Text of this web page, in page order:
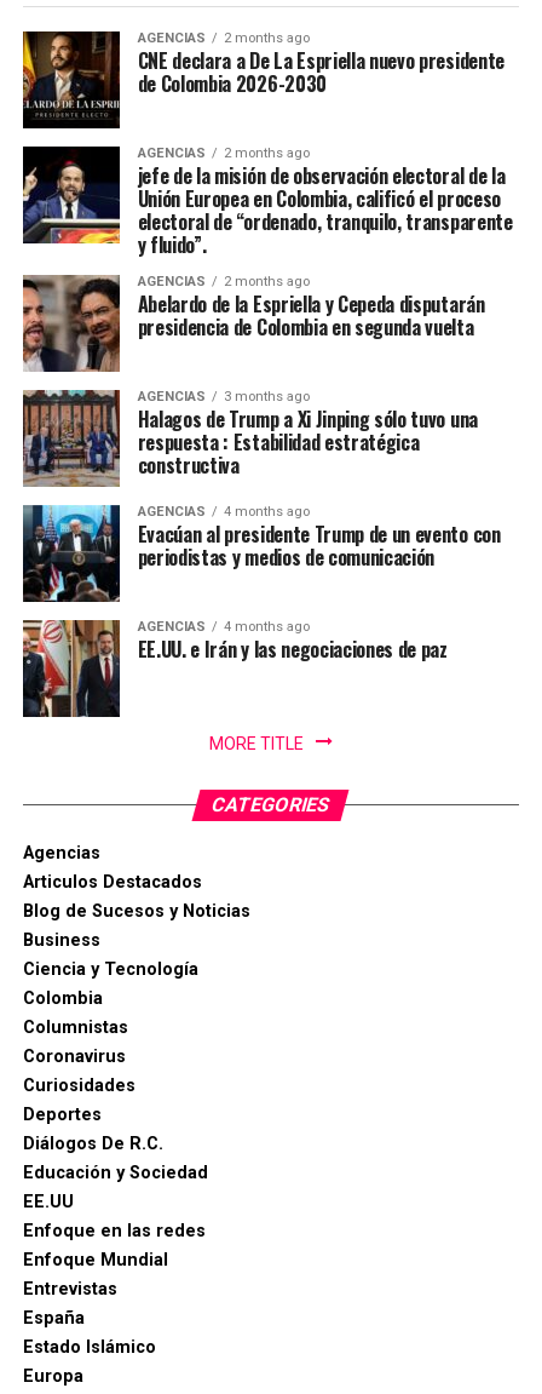
Casanare fue elejida en la noche de coronación y
clausura del 52 Festival Del Folclor Colombiano.
Jania Raquel Osorio Mejia, representante del
departamento de Cordoba, fue coronada como la nueva
embajadora Nacional del Folclor Colombiano
Con un balance muy positivo para la economía regional,
la alta afluencia de turistas, la gran ocupación hotelera y
Enfoque Periodistico y “Florida News” , da sus
agradecimientos a la Gobernación Del tolima, La
Alcaldía de Ibagué, a Cristian Torres jefe de prensa y
comunicaciónes de la alcaldia, Mauricio Hernandez Cala
secretario de cultura de Ibague y a todo ese gran grupo
de trabajo en las diferentes áreas que con su
profesionalismo, dedicación y arduo trabajo mantienen
en alto el orgullo Ibaguereño.
AGENCIAS 2 months ago
CNE declara a De La Espriella nuevo presidente
de Colombia 2026-2030
AGENCIAS 2 months ago
jefe de la misión de observación electoral de la
Unión Europea en Colombia, calificó el proceso
electoral de “ordenado, tranquilo, transparente
y fluido”.
AGENCIAS 2 months ago
Abelardo de la Espriella y Cepeda disputarán
presidencia de Colombia en segunda vuelta
AGENCIAS 3 months ago
Halagos de Trump a Xi Jinping sólo tuvo una
respuesta : Estabilidad estratégica
constructiva
AGENCIAS 4 months ago
Evacúan al presidente Trump de un evento con
periodistas y medios de comunicación
AGENCIAS 4 months ago
EE.UU. e Irán y las negociaciones de paz
MORE TITLE
CATEGORIES
Agencias
Articulos Destacados
Blog de Sucesos y Noticias
Business
Ciencia y Tecnología
Colombia
Columnistas
Coronavirus
Curiosidades
Deportes
Diálogos De R.C.
Educación y Sociedad
EE.UU
Enfoque en las redes
Enfoque Mundial
Entrevistas
España
Estado Islámico
Europa